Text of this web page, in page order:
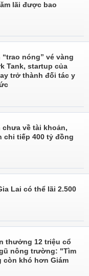
lãi được bao
nóng” vé vàng
Tank, startup của
trở thành đối tác y
về tài khoản,
chi tiếp 400 tỷ đồng
Lai có thể lãi 2.500
thưởng 12 triệu cổ
nông trường: "Tìm
còn khó hơn Giám